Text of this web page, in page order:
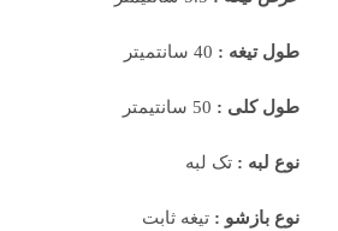
طول تیغه :
طول کلی :
نوع لبه : تک لبه
نوع بازشو : تیغه ثابت